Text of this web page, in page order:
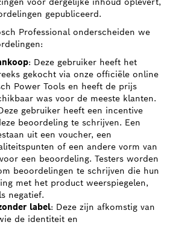
gepubliceerd.
Professional onderscheiden we
: Deze gebruiker heeft het
gekocht via onze officiële online
Power Tools en heeft de prijs
was voor de meeste klanten.
gebruiker heeft een incentive
beoordeling te schrijven. Een
uit een voucher, een
of een andere vorm van
een beoordeling. Testers worden
beoordelingen te schrijven die hun
met het product weerspiegelen,
negatief.
label: Deze zijn afkomstig van
de identiteit en